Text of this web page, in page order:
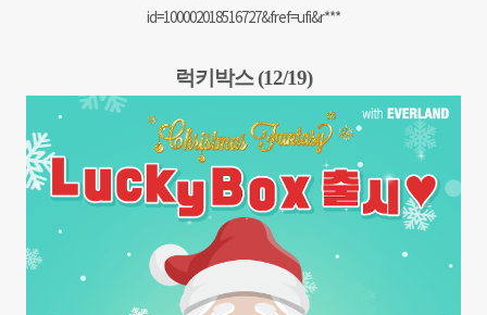
id=100002018516727&fref=ufi&r***
럭키박스 (12/19)